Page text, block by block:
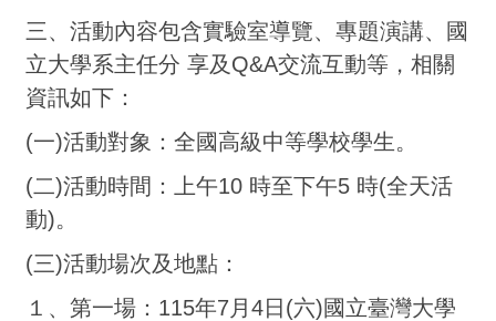
三、活動內容包含實驗室導覽、專題演講、國
立大學系主任分 享及Q&A交流互動等，相關
資訊如下：
(一)活動對象：全國高級中等學校學生。
(二)活動時間：上午10 時至下午5 時(全天活
動)。
(三)活動場次及地點：
１、第一場：115年7月4日(六)國立臺灣大學